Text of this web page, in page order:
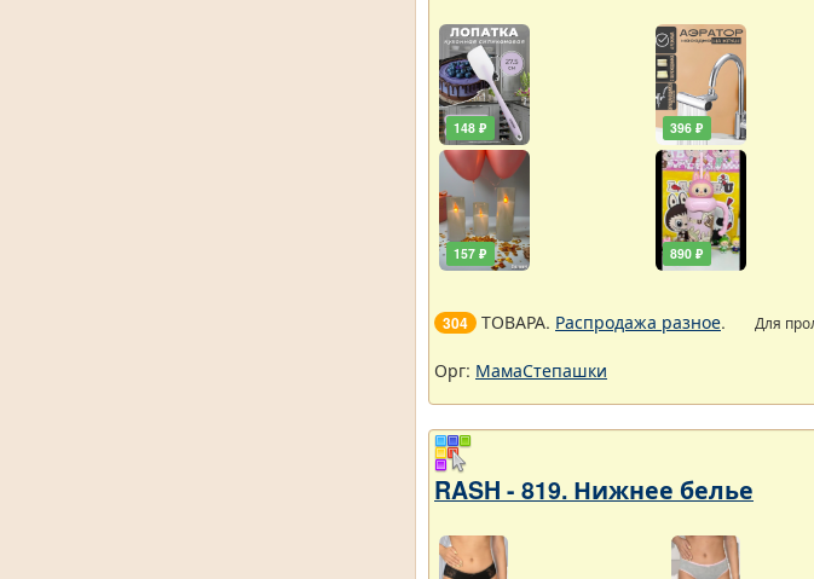
148 ₽
157 ₽
396 ₽
890 ₽
304 ТОВАРА. Распродажа разное. Для
Орг: МамаСтепашки
RASH - 819. Нижнее белье